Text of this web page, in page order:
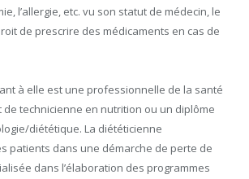
l’allergie, etc. vu son statut de médecin, le
de prescrire des médicaments en cas de
à elle est une professionnelle de la santé
technicienne en nutrition ou un diplôme
diététique. La diététicienne
patients dans une démarche de perte de
dans l’élaboration des programmes